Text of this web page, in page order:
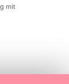
mit